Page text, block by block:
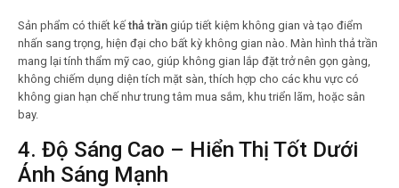
Sản phẩm có thiết kế thả trần giúp tiết kiệm không gian và tạo điểm
nhấn sang trọng, hiện đại cho bất kỳ không gian nào. Màn hình thả trần
mang lại tính thẩm mỹ cao, giúp không gian lắp đặt trở nên gọn gàng,
không chiếm dụng diện tích mặt sàn, thích hợp cho các khu vực có
không gian hạn chế như trung tâm mua sắm, khu triển lãm, hoặc sân
bay.
4. Độ Sáng Cao – Hiển Thị Tốt Dưới
Ánh Sáng Mạnh